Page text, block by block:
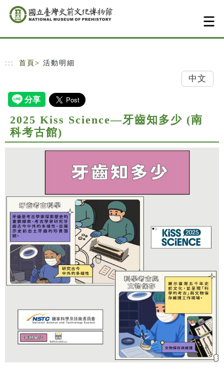
跳到主要內容
網站導覽
::: 首頁 > 活動明細
中文
2025 Kiss Science—牙齒知多少 (南
科考古館)